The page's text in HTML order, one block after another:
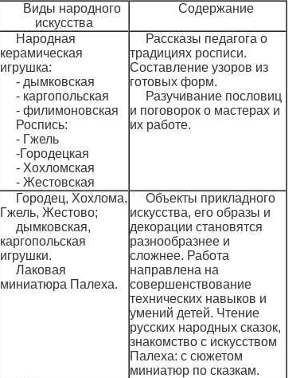
Виды народного
искусства
Содержание
Народная
керамическая
игрушка:
- дымковская
- каргопольская
- филимоновская
Роспись:
- Гжель
-Городецкая
- Хохломская
- Жестовская
Рассказы педагога о
традициях росписи.
Составление узоров из
готовых форм.
Разучивание пословиц
и поговорок о мастерах и
их работе.
Городец, Хохлома,
Гжель, Жестово;
дымковская,
каргопольская
игрушки.
Лаковая
миниатюра Палеха.
Объекты прикладного
искусства, его образы и
декорации становятся
разнообразнее и
сложнее. Работа
направлена на
совершенствование
технических навыков и
умений детей. Чтение
русских народных сказок,
знакомство с искусством
Палеха: с сюжетом
миниатюр по сказкам.